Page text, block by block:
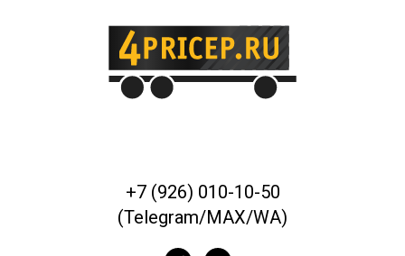
+7 (926) 010-10-50
(Telegram/MAX/WA)